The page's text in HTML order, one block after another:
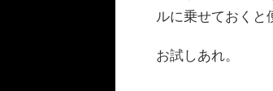
ルに乗せておくと
お試しあれ。